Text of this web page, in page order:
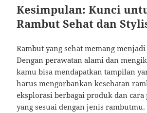
Kesimpulan: Kunci
Rambut Sehat dan
Rambut yang sehat memang
Dengan perawatan alami dan
kamu bisa mendapatkan tampilan
harus mengorbankan kesehatan
eksplorasi berbagai produk dan cara
yang sesuai dengan jenis rambutmu.